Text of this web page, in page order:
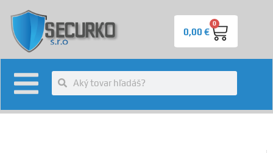
0,00€
0